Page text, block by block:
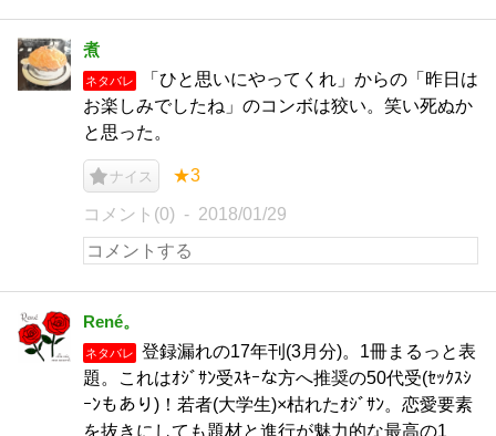
煮
ネタバレ
「ひと思いにやってくれ」からの「昨日は
お楽しみでしたね」のコンボは狡い。笑い死ぬか
と思った。
ナイス ★3
コメント(0) 2018/01/29
René。
ネタバレ
登録漏れの17年刊(3月分)。1冊まるっと表
題。これはｵｼﾞｻﾝ受ｽｷｰな方へ推奨の50代受(ｾｯｸｽｼ
ｰﾝもあり)！若者(大学生)×枯れたｵｼﾞｻﾝ。恋愛要素
を抜きにしても題材と進行が魅力的な最高の1